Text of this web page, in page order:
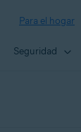
Para el hogar
Seguridad